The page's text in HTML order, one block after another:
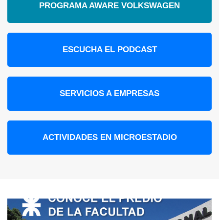
PROGRAMA AWARE VOLKSWAGEN
ESCUCHA EL PODCAST
SERVICIOS A EMPRESAS
ACTIVIDADES EN MICROESTADIO